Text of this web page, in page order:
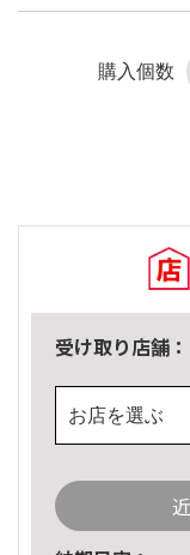
購入個数
受け取り店舗：
お店を選ぶ